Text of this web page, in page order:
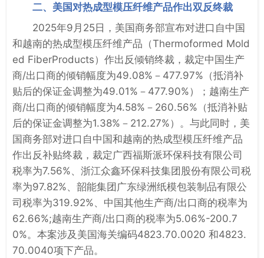
二、美国对热成型模压纤维产品作出双反终裁
2025年9月25日，美国商务部宣布对进口自中国
和越南的热成型模压纤维产品（Thermoformed Mold
ed FiberProducts）作出反倾销终裁，裁定中国生产
商/出口商的倾销幅度为49.08%－477.97%（抵消补
贴后的保证金调整为49.01%－477.90%）；越南生产
商/出口商的倾销幅度为4.58%－260.56%（抵消补贴
后的保证金调整为1.38%－212.27%）。与此同时，美
国商务部对进口自中国和越南的热成型模压纤维产品
作出反补贴终裁，裁定广西福斯派环保科技有限公司
税率为7.56%、浙江众鑫环保科技集团股份有限公司税
率为97.82%、韶能集团广东绿洲纸模包装制品有限公
司税率为319.92%、中国其他生产商/出口商的税率为
62.66%;越南生产商/出口商的税率为5.06%-200.7
0%。本案涉及美国海关编码4823.70.0020 和4823.
70.0040项下产品。